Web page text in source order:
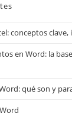
conceptos
en Word: la
qué son y